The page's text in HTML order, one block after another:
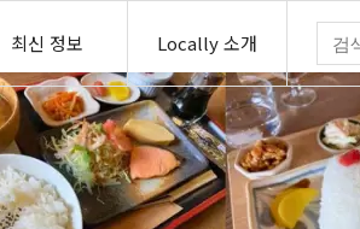
최신 정보 Locally 소개